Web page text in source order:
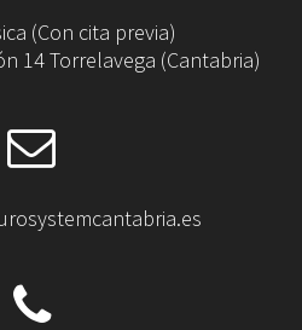
(Con cita previa)
14 Torrelavega (Cantabria)